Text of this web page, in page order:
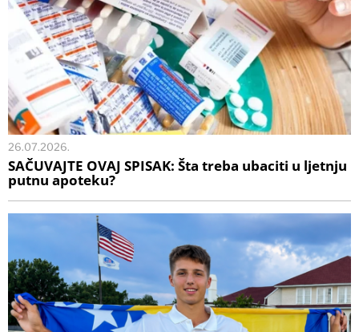
26.07.2026.
SAČUVAJTE OVAJ SPISAK: Šta treba ubaciti u ljetnju
putnu apoteku?